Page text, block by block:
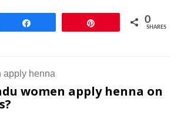
0
SHARES
women apply henna on